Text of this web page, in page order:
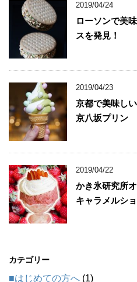
2019/04/24
ローソンで美
スを発見！
2019/04/23
京都で美味し
京八坂プリン
2019/04/22
かき氷研究所
キャラメルショ
カテゴリー
■はじめての方へ (1)